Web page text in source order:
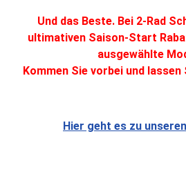
Und das Beste. Bei 2-Rad
ultimativen Saison-Start
ausgewählte
Kommen Sie vorbei und
Hier geht es zu